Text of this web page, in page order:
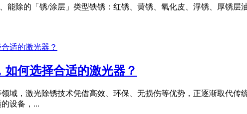
能除的「锈/涂层」类型铁锈：红锈、黄锈、氧化皮、浮锈、厚锈层
何选择合适的激光器？
域，激光除锈技术凭借高效、环保、无损伤等优势，正逐渐取代
设备，...